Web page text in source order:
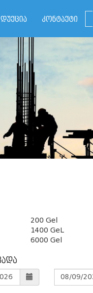
კონტაქტი
200 Gel
1400 GeL
6000 Gel